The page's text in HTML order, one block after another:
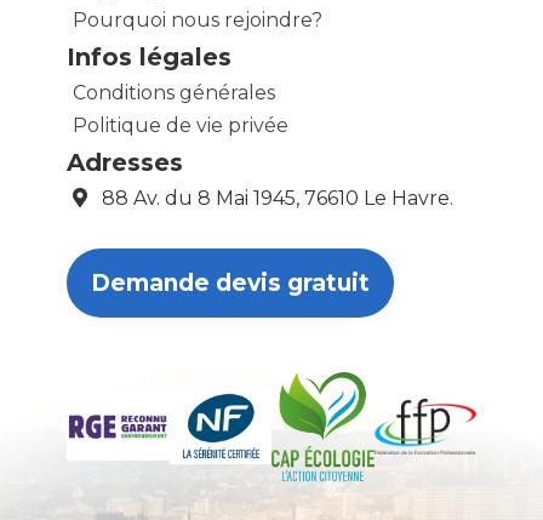
Pourquoi nous rejoindre?
Infos légales
Conditions générales
Politique de vie privée
Adresses
88 Av. du 8 Mai 1945, 76610 Le Havre.
Demande devis gratuit